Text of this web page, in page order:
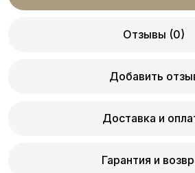
Отзывы (0)
Добавить
Доставка и
Гарантия и